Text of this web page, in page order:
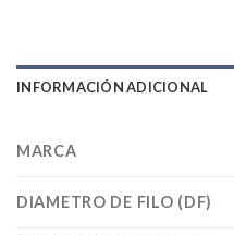
INFORMACIÓN ADICIONAL
MARCA
DIAMETRO DE FILO (DF)